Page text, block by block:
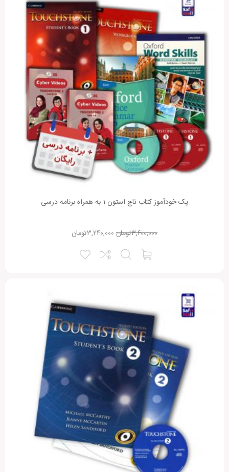
پک خودآموز کتاب تاچ استون 1 به همراه برنامه درسی
تومان۳,۶۰۰,۰۰۰ تومان۳,۲۴۰,۰۰۰